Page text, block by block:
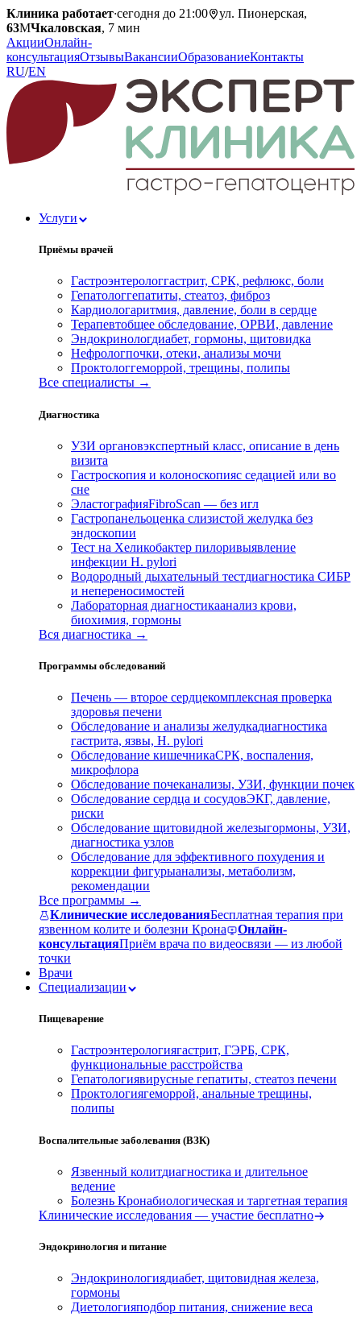
Клиника работает·сегодня до 21:00
ул. Пионерская,
63МЧкаловская, 7 мин
АкцииОнлайн-
консультацияОтзывыВакансииОбразованиеКонтакты
RU/EN
Услуги
Приёмы врачей
Гастроэнтерологгастрит, СРК, рефлюкс, боли
Гепатологгепатиты, стеатоз, фиброз
Кардиологаритмия, давление, боли в сердце
Терапевтобщее обследование, ОРВИ, давление
Эндокринологдиабет, гормоны, щитовидка
Нефрологпочки, отеки, анализы мочи
Проктологгеморрой, трещины, полипы
Все специалисты →
Диагностика
УЗИ органовэкспертный класс, описание в день
визита
Гастроскопия и колоноскопияс седацией или во
сне
ЭластографияFibroScan — без игл
Гастропанельоценка слизистой желудка без
эндоскопии
Тест на Хеликобактер пилоривыявление
инфекции H. pylori
Водородный дыхательный тестдиагностика СИБР
и непереносимостей
Лабораторная диагностикаанализ крови,
биохимия, гормоны
Вся диагностика →
Программы обследований
Печень — второе сердцекомплексная проверка
здоровья печени
Обследование и анализы желудкадиагностика
гастрита, язвы, H. pylori
Обследование кишечникаСРК, воспаления,
микрофлора
Обследование почеканализы, УЗИ, функции почек
Обследование сердца и сосудовЭКГ, давление,
риски
Обследование щитовидной железыгормоны, УЗИ,
диагностика узлов
Обследование для эффективного похудения и
коррекции фигурыанализы, метаболизм,
рекомендации
Все программы →
Клинические исследованияБесплатная терапия при
язвенном колите и болезни Крона
Онлайн-
консультацияПриём врача по видеосвязи — из любой
точки
Врачи
Специализации
Пищеварение
Гастроэнтерологиягастрит, ГЭРБ, СРК,
функциональные расстройства
Гепатологиявирусные гепатиты, стеатоз печени
Проктологиягеморрой, анальные трещины,
полипы
Воспалительные заболевания (ВЗК)
Язвенный колитдиагностика и длительное
ведение
Болезнь Кронабиологическая и таргетная терапия
Клинические исследования — участие бесплатно
Эндокринология и питание
Эндокринологиядиабет, щитовидная железа,
гормоны
Диетологияподбор питания, снижение веса